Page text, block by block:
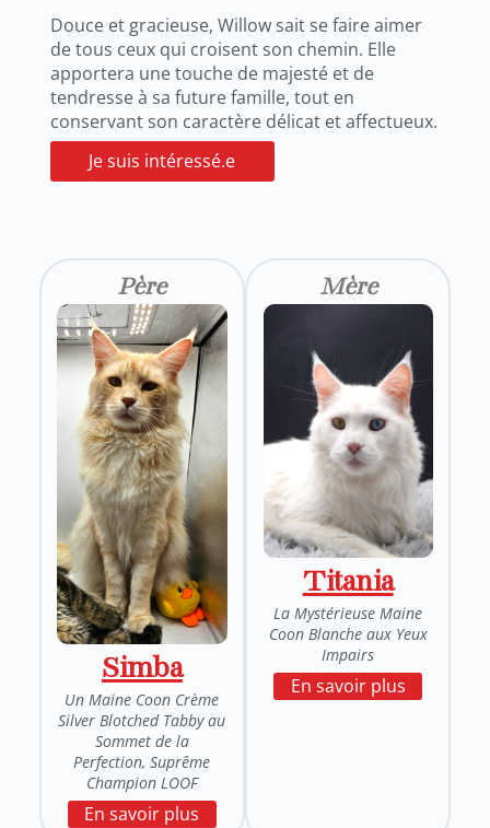
Douce et gracieuse, Willow sait se faire aimer
de tous ceux qui croisent son chemin. Elle
apportera une touche de majesté et de
tendresse à sa future famille, tout en
conservant son caractère délicat et affectueux.
Je suis intéressé.e
Père
Simba
Un Maine Coon Crème
Silver Blotched Tabby au
Sommet de la
Perfection, Suprême
Champion LOOF
En savoir plus
Mère
Titania
La Mystérieuse Maine
Coon Blanche aux Yeux
Impairs
En savoir plus